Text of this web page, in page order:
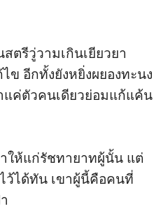
ตรีวู่วามเกินเยียวยา
ข อีกทั้งยังหยิ่งผยองทะนง
แค่ตัวคนเดียวย่อมแก้แค้น
ให้แก่รัชทายาทผู้นั้น แต่
ว้ได้ทัน เขาผู้นี้คือคนที่